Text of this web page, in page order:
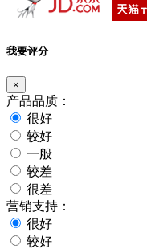
我要评分
×
产品品质：
很好
较好
一般
较差
很差
营销支持：
很好
较好